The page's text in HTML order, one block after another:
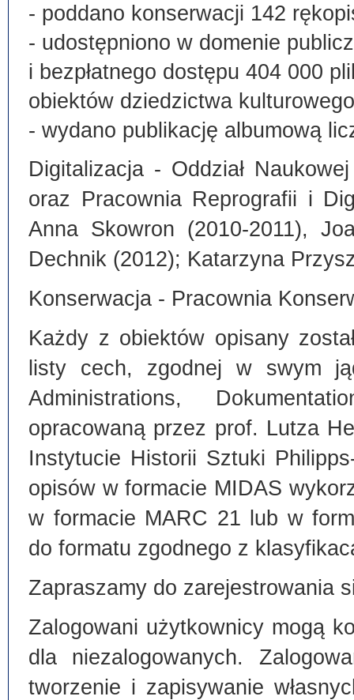
- poddano konserwacji 142
- udostępniono w domenie
i bezpłatnego dostępu 404 000
obiektów dziedzictwa kulturowego
- wydano publikację albumową
Digitalizacja - Oddział
oraz Pracownia Reprografii i
Anna Skowron (2010-2011),
Dechnik (2012); Katarzyna
Konserwacja - Pracownia
Każdy z obiektów opisany
listy cech, zgodnej w swym
Administrations,
opracowaną przez prof. Lutza
Instytucie Historii Sztuki
opisów w formacie MIDAS
w formacie MARC 21 lub w
do formatu zgodnego z
Zapraszamy do zarejestrowania
Zalogowani użytkownicy mogą
dla niezalogowanych.
tworzenie i zapisywanie